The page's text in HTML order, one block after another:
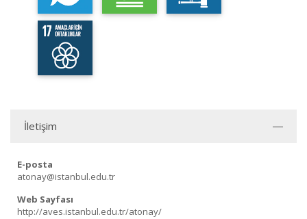
İletişim
E-posta
atonay@istanbul.edu.tr
Web Sayfası
http://aves.istanbul.edu.tr/atonay/